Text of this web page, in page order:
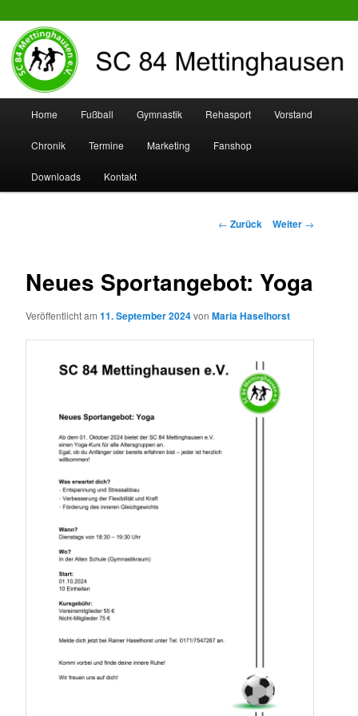
SC 84 Mettinghausen
Zum
Inhalt
wechseln
Zum
sekundären
Inhalt
Home Fußball Gymnastik Rehasport Vorstand
Chronik Termine Marketing Fanshop
Downloads Kontakt
Beitrags-
← Zurück Weiter →
Neues Sportangebot: Yoga
Veröffentlicht am11. September 2024vonMaria Haselhorst